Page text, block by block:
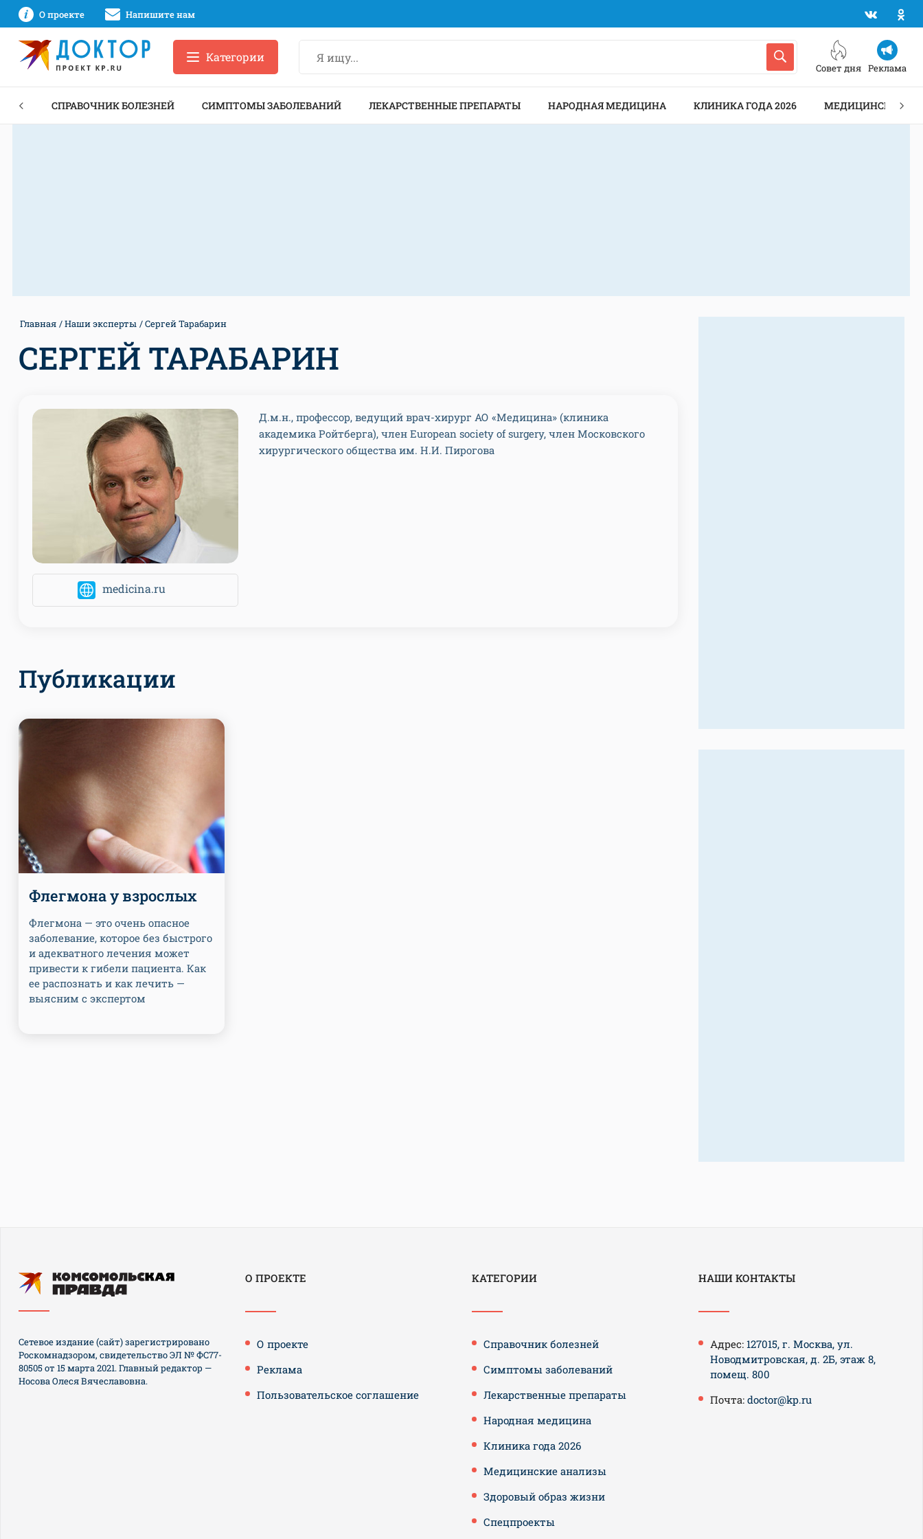
О проекте Напишите нам
Совет дня Реклама
Категории
СПРАВОЧНИК БОЛЕЗНЕЙ СИМПТОМЫ ЗАБОЛЕВАНИЙ ЛЕКАРСТВЕННЫЕ ПРЕПАРАТЫ НАРОДНАЯ МЕДИЦИНА КЛИНИКА ГОДА 2026 МЕДИЦИНСКИЕ
Главная Наши эксперты Сергей Тарабарин
СЕРГЕЙ ТАРАБАРИН
medicina.ru
Д.м.н., профессор, ведущий врач-хирург АО «Медицина» (клиника
академика Ройтберга), член European society of surgery, член Московского
хирургического общества им. Н.И. Пирогова
Публикации
Флегмона у взрослых
Флегмона — это очень опасное
заболевание, которое без быстрого
и адекватного лечения может
привести к гибели пациента. Как
ее распознать и как лечить —
выясним с экспертом
О ПРОЕКТЕ
О проекте
Реклама
Пользовательское соглашение
КАТЕГОРИИ
Справочник болезней
Симптомы заболеваний
Лекарственные препараты
Народная медицина
Клиника года 2026
Медицинские анализы
Здоровый образ жизни
Спецпроекты
НАШИ КОНТАКТЫ
Адрес: 127015, г. Москва, ул.
Новодмитровская, д. 2Б, этаж 8,
помещ. 800
Почта: doctor@kp.ru
Сетевое издание (сайт) зарегистрировано
Роскомнадзором, свидетельство ЭЛ № ФС77-
80505 от 15 марта 2021. Главный редактор —
Носова Олеся Вячеславовна.